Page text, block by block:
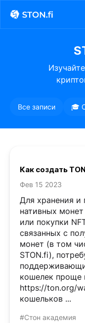
Все записи 🎓
Как создать
Фев 15 2023
Для хранения и
нативных
или покупки
связанных с
монет (в том
STON.fi),
кошелек проще
https://ton.org/
кошельков ...
#Стон академия